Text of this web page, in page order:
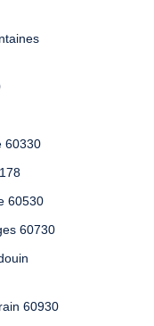
60330
60530
60730
60930